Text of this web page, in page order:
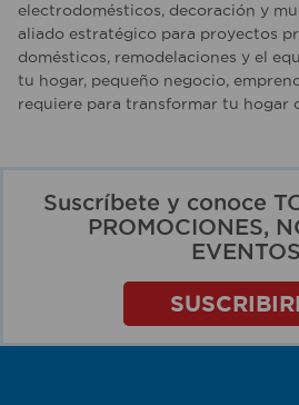
electrodomésticos, decoración y
aliado estratégico para proyectos
domésticos, remodelaciones y el
tu hogar, pequeño negocio,
requiere para transformar tu hogar
Suscríbete y conoce
PROMOCIONES,